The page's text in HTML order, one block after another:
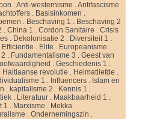
.Anti-westernisme .Antifascisme
. Basisinkomen .
. Beschaving 1 . Beschaving 2
.China 1 .Cordon Sanitaire .Crisis
. Dekolonisatie 2 . Diversiteit 1 .
Efficientie . Elite . Europeanisme .
. Fundamentalisme 3 .Geest van
.Geschiedenis 1 .
. Haitiaanse revolutie . Heimatliefde .
1 . Influencers . Islam en
. kapitalisme 2 . Kennis 1 .
. Literatuur . Maakbaarheid 1 .
1 . Marxisme . Mekka .
.Ondernemingszin .